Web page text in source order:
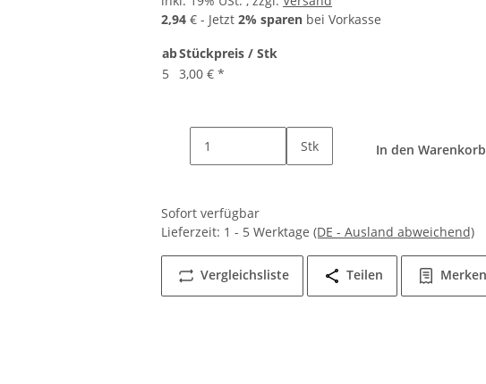
2,94 € - Jetzt 2% sparen bei Vorkasse
abStückpreis / Stk
5
3,00 € *
Stk In den Warenkorb
Sofort verfügbar
Lieferzeit: 1 - 5 Werktage (DE - Ausland abweichend)
Vergleichsliste Teilen Merken